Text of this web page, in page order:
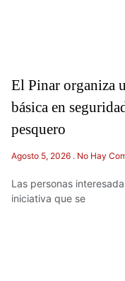
El Pinar organiza
básica en
pesquero
Agosto 5, 2026 No Hay
Las personas
iniciativa que se